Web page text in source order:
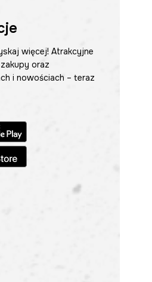
więcej! Atrakcyjne
oraz
i nowościach – teraz